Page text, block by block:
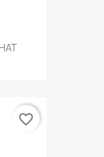
favorite_border